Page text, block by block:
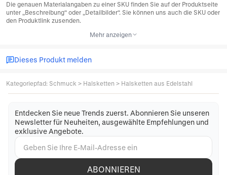
Die genauen Materialangaben zu einer SKU finden Sie auf der Produktseite
unter „Beschreibung“ oder „Detailbilder“. Sie können uns auch die SKU oder
den Produktlink zusenden.
Mehr anzeigen
Dieses Produkt melden
Kategoriepfad: Schmuck > Halsketten > Halsketten aus Edelstahl
Entdecken Sie neue Trends zuerst. Abonnieren Sie unseren
Newsletter für Neuheiten, ausgewählte Empfehlungen und
exklusive Angebote.
ABONNIEREN